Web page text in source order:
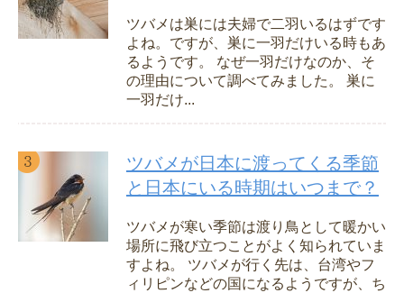
ツバメは巣には夫婦で二羽いるはずです
よね。ですが、巣に一羽だけいる時もあ
るようです。 なぜ一羽だけなのか、そ
の理由について調べてみました。 巣に
一羽だけ...
ツバメが日本に渡ってくる季節
と日本にいる時期はいつまで？
ツバメが寒い季節は渡り鳥として暖かい
場所に飛び立つことがよく知られていま
すよね。 ツバメが行く先は、台湾やフ
ィリピンなどの国になるようですが、ち